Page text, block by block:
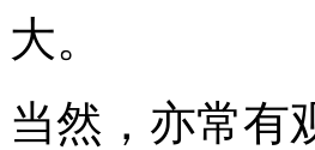
大。
当然，亦常有